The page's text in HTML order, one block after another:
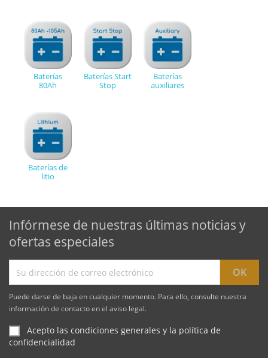
Baterías
80Ah
Baterías Start
Stop
Baterías
auxiliares
Baterías de
litio
Infórmese de nuestras últimas noticias y
ofertas especiales
Puede darse de baja en cualquier momento. Para ello, consulte nuestra
información de contacto en el aviso legal.
Acepto las condiciones generales y la política de
confidencialidad